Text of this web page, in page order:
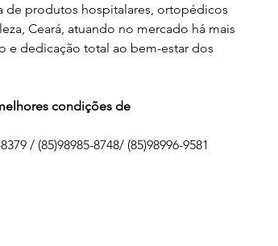
de produtos hospitalares, ortopédicos
Ceará, atuando no mercado há mais
e dedicação total ao bem-estar dos
condições de
/ (85)98985-8748/ (85)98996-9581